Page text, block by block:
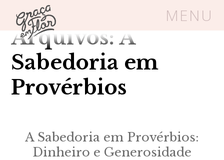
MENU
Um espaço seguro onde mulheres
cristãs podem florescer em Cristo
BLOG
Category
Arquivos: A
Sabedoria em
Provérbios
A Sabedoria em Provérbios:
Dinheiro e Generosidade